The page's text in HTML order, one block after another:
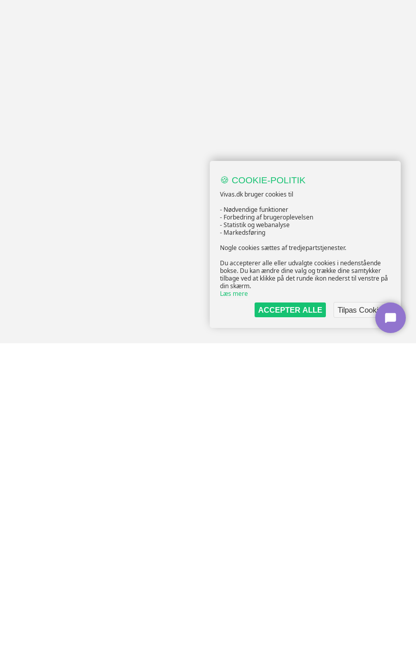
🍪 COOKIE-POLITIK
Vivas.dk bruger cookies til
- Nødvendige funktioner
- Forbedring af brugeroplevelsen
- Statistik og webanalyse
- Markedsføring
Nogle cookies sættes af tredjepartstjenester.
Du accepterer alle eller udvalgte cookies i nedenstående
bokse. Du kan ændre dine valg og trække dine samtykker
tilbage ved at klikke på det runde ikon nederst til venstre på
din skærm.
Læs mere
ACCEPTER ALLE
Tilpas Cookies